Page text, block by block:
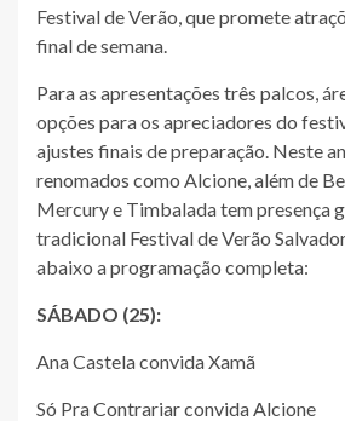
Festival de Verão, que promete
final de semana.
Para as apresentações três palcos,
opções para os apreciadores do
ajustes finais de preparação. Neste
renomados como Alcione, além de
Mercury e Timbalada tem presença
tradicional Festival de Verão
abaixo a programação completa:
SÁBADO (25):
Ana Castela convida Xamã
Só Pra Contrariar convida Alcione